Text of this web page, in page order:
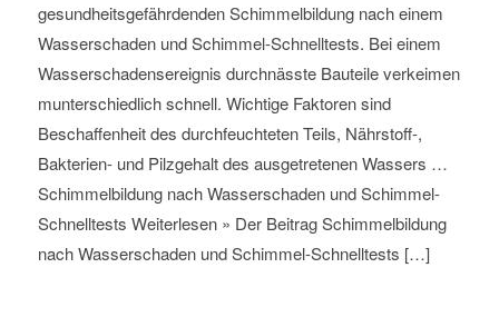
gesundheitsgefährdenden Schimmelbildung nach einem
Wasserschaden und Schimmel-Schnelltests. Bei einem
Wasserschadensereignis durchnässte Bauteile verkeimen
munterschiedlich schnell. Wichtige Faktoren sind
Beschaffenheit des durchfeuchteten Teils, Nährstoff-,
Bakterien- und Pilzgehalt des ausgetretenen Wassers …
Schimmelbildung nach Wasserschaden und Schimmel-
Schnelltests Weiterlesen » Der Beitrag Schimmelbildung
nach Wasserschaden und Schimmel-Schnelltests […]